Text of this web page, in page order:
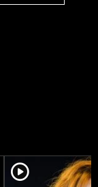
player2